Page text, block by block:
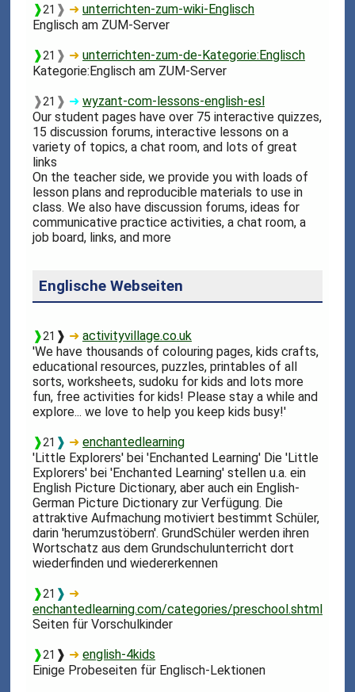
❱21 ❱ ➜unterrichten-zum-wiki-Englisch
Englisch am ZUM-Server
❱21 ❱ ➜unterrichten-zum-de-Kategorie:Englisch
Kategorie:Englisch am ZUM-Server
❱21 ❱ ➜wyzant-com-lessons-english-esl
Our student pages have over 75 interactive quizzes,
15 discussion forums, interactive lessons on a
variety of topics, a chat room, and lots of great
links
On the teacher side, we provide you with loads of
lesson plans and reproducible materials to use in
class. We also have discussion forums, ideas for
communicative practice activities, a chat room, a
job board, links, and more
Englische Webseiten
❱21 ❱ ➜activityvillage.co.uk
'We have thousands of colouring pages, kids crafts,
educational resources, puzzles, printables of all
sorts, worksheets, sudoku for kids and lots more
fun, free activities for kids! Please stay a while and
explore... we love to help you keep kids busy!'
❱21 ❱ ➜enchantedlearning
'Little Explorers' bei 'Enchanted Learning' Die 'Little
Explorers' bei 'Enchanted Learning' stellen u.a. ein
English Picture Dictionary, aber auch ein English-
German Picture Dictionary zur Verfügung. Die
attraktive Aufmachung motiviert bestimmt Schüler,
darin 'herumzustöbern'. GrundSchüler werden ihren
Wortschatz aus dem Grundschulunterricht dort
wiederfinden und wiedererkennen
❱21 ❱ ➜
enchantedlearning.com/categories/preschool.shtml
Seiten für Vorschulkinder
❱21 ❱ ➜english-4kids
Einige Probeseiten für Englisch-Lektionen